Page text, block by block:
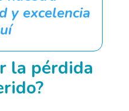
y excelencia
la pérdida